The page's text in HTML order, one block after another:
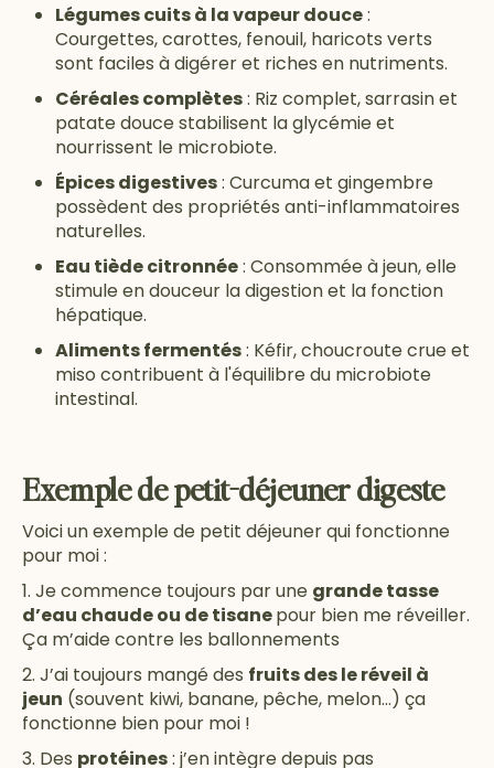
Légumes cuits à la vapeur douce:
Courgettes, carottes, fenouil, haricots verts
sont faciles à digérer et riches en nutriments.
Céréales complètes: Riz complet, sarrasin et
patate douce stabilisent la glycémie et
nourrissent le microbiote.
Épices digestives: Curcuma et gingembre
possèdent des propriétés anti-inflammatoires
naturelles.
Eau tiède citronnée: Consommée à jeun, elle
stimule en douceur la digestion et la fonction
hépatique.
Aliments fermentés: Kéfir, choucroute crue et
miso contribuent à l'équilibre du microbiote
intestinal.
Exemple de petit-déjeuner digeste
Voici un exemple de petit déjeuner qui fonctionne
pour moi :
1. Je commence toujours par une grande tasse
d’eau chaude ou de tisanepour bien me réveiller.
Ça m’aide contre les ballonnements
2. J’ai toujours mangé des fruits des le réveil à
jeun (souvent kiwi, banane, pêche, melon…) ça
fonctionne bien pour moi !
3. Des protéines: j’en intègre depuis pas